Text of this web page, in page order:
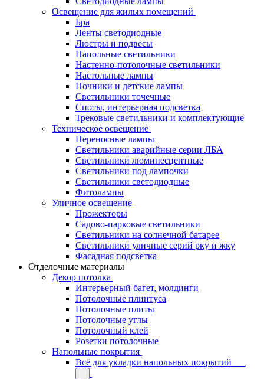
Освещение для жилых помещений
Бра
Ленты светодиодные
Люстры и подвесы
Напольные светильники
Настенно-потолочные светильники
Настольные лампы
Ночники и детские лампы
Светильники точечные
Споты, интерьерная подсветка
Трековые светильники и комплектующие
Техническое освещение
Переносные лампы
Светильники аварийные серии ЛБА
Светильники люминесцентные
Светильники под лампочки
Светильники светодиодные
Фитолампы
Уличное освещение
Прожекторы
Садово-парковые светильники
Светильники на солнечной батарее
Светильники уличные серий рку и жку
Фасадная подсветка
Отделочные материалы
Декор потолка
Интерьерный багет, молдинги
Потолочные плинтуса
Потолочные плиты
Потолочные углы
Потолочный клей
Розетки потолочные
Напольные покрытия
Всё для укладки напольных покрытий